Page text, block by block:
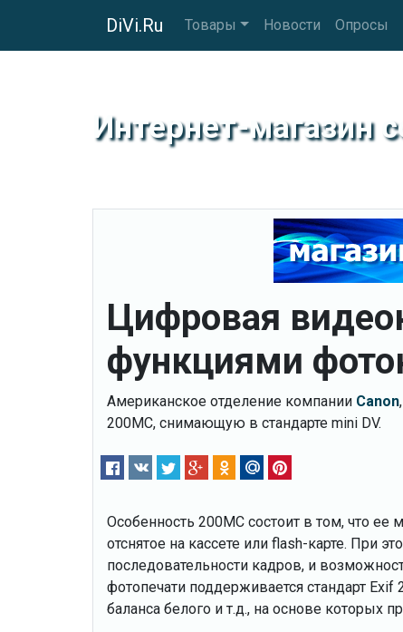
DiVi.Ru Товары Новости Опросы
Интернет-магазин
Цифровая
функциями
Американское отделение компании Canon
200MC, снимающую в стандарте mini DV.
Особенность 200MC состоит в том, что
отснятое на кассете или flash-карте. При
последовательности кадров, и
фотопечати поддерживается стандарт
баланса белого и т.д., на основе которых